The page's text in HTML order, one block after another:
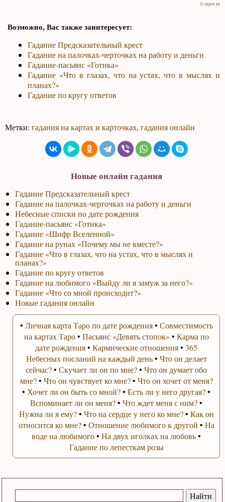
© inpot.ru
Возможно, Вас также заинтересует:
Гадание Предсказательный крест
Гадание на палочках-черточках на работу и деньги
Гадание-пасьянс «Готика»
Гадание «Что в глазах, что на устах, что в мыслях и
планах?»
Гадание по кругу ответов
Метки:гадания на картах и карточках,гадания онлайн
Новые онлайн гадания
Гадание Предсказательный крест
Гадание на палочках-черточках на работу и деньги
Небесные списки по дате рождения
Гадание-пасьянс «Готика»
Гадание «Шифр Вселенной»
Гадание на рунах «Почему мы не вместе?»
Гадание «Что в глазах, что на устах, что в мыслях и
планах?»
Гадание по кругу ответов
Гадание на любимого «Выйду ли я замуж за него?»
Гадание «Что со мной происходит?»
Новые гадания онлайн
• Личная карта Таро по дате рождения• Совместимость
на картах Таро• Пасьянс «Девять стопок» • Карма по
дате рождения•Кармические отношения•365
Небесных посланий на каждый день• Что он делает
сейчас?•Скучает ли он по мне?•Что он думает обо
мне?• Что он чувствует ко мне?• Что он хочет от меня?
• Хочет ли он быть со мной?•Есть ли у него другая?•
Вспоминает ли он меня?•Что ждет меня с ним?•
Нужна ли я ему?• Что на сердце у него ко мне?• Как он
относится ко мне?• Отношение любимого к другой • На
воде на любимого•На двух иголках на любовь•
Гадание по лепесткам розы